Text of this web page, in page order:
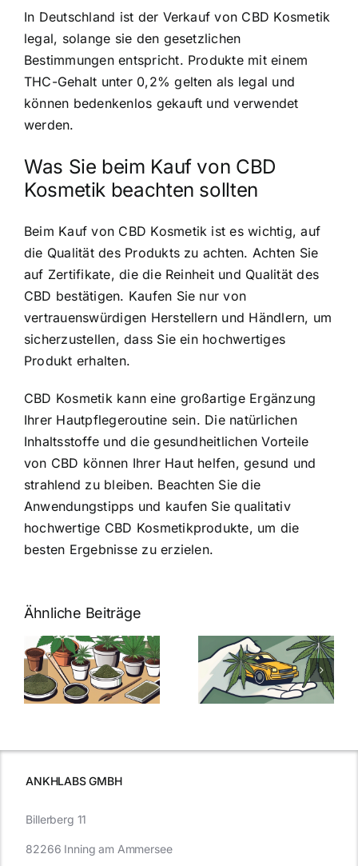
In Deutschland ist der Verkauf von CBD Kosmetik
legal, solange sie den gesetzlichen
Bestimmungen entspricht. Produkte mit einem
THC-Gehalt unter 0,2% gelten als legal und
können bedenkenlos gekauft und verwendet
werden.
Was Sie beim Kauf von CBD
Kosmetik beachten sollten
Beim Kauf von CBD Kosmetik ist es wichtig, auf
die Qualität des Produkts zu achten. Achten Sie
auf Zertifikate, die die Reinheit und Qualität des
CBD bestätigen. Kaufen Sie nur von
vertrauenswürdigen Herstellern und Händlern, um
sicherzustellen, dass Sie ein hochwertiges
Produkt erhalten.
CBD Kosmetik kann eine großartige Ergänzung
Ihrer Hautpflegeroutine sein. Die natürlichen
Inhaltsstoffe und die gesundheitlichen Vorteile
von CBD können Ihrer Haut helfen, gesund und
strahlend zu bleiben. Beachten Sie die
Anwendungstipps und kaufen Sie qualitativ
hochwertige CBD Kosmetikprodukte, um die
besten Ergebnisse zu erzielen.
Ähnliche Beiträge
Neue THC-
Grenzwert-
Regelung:
Was Sie über
Cannabis und
müssen
Cannabis
Samen
kaufen: Alles
was Sie
ANKHLABS GMBH
Billerberg 11
82266 Inning am Ammersee